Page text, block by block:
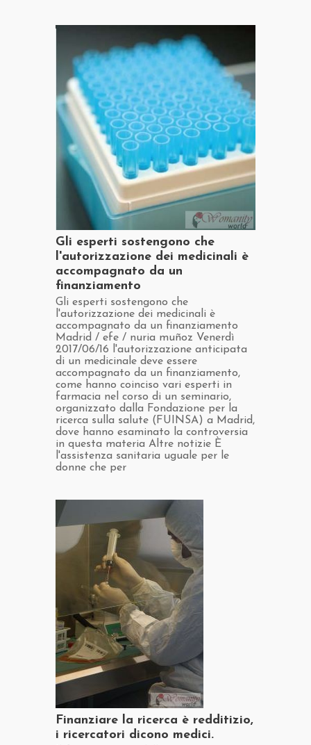
​Gli esperti sostengono che
l'autorizzazione dei medicinali è
accompagnato da un
finanziamento
​Gli esperti sostengono che
l'autorizzazione dei medicinali è
accompagnato da un finanziamento
Madrid / efe / nuria muñoz Venerdì
2017/06/16 l'autorizzazione anticipata
di un medicinale deve essere
accompagnato da un finanziamento,
come hanno coinciso vari esperti in
farmacia nel corso di un seminario,
organizzato dalla Fondazione per la
ricerca sulla salute (FUINSA) a Madrid,
dove hanno esaminato la controversia
in questa materia Altre notizie È
l'assistenza sanitaria uguale per le
donne che per
​Finanziare la ricerca è redditizio,
i ricercatori dicono medici.